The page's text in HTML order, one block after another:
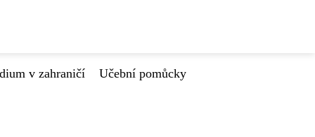
v zahraničí
Učební pomůcky